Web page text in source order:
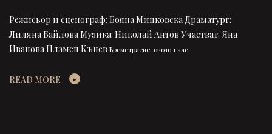
Режисьор и сценограф: Бояна Минковска Драматург:
Лиляна Байлова Музика: Николай Антов Участват: Яна
Иванова Пламен Кънев Времетраене: около 1 час
READ MORE